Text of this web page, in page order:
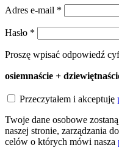
Adres e-mail *
Hasło *
Proszę wpisać odpowiedź
osiemnaście +
Przeczytałem i akceptuję
Twoje dane osobowe
naszej stronie, zarządzania
celów o których mówi nasza